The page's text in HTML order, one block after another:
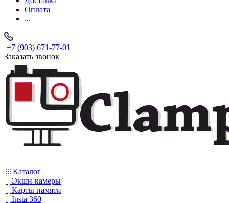
Оплата
...
+7 (903) 671-77-01
Заказать звонок
Каталог
Экшн-камеры
Карты памяти
Insta 360